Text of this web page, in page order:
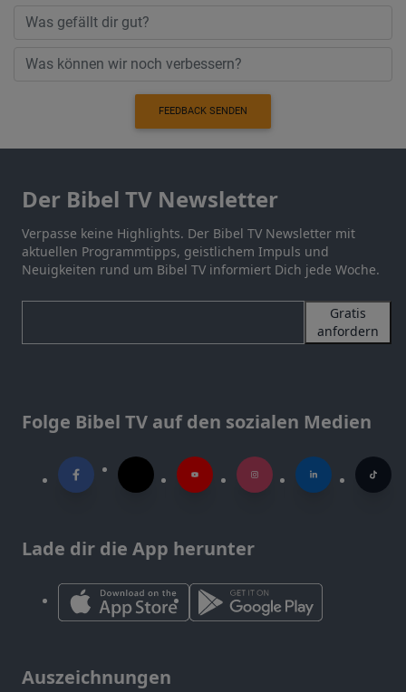
FEEDBACK SENDEN
Der Bibel TV Newsletter
Verpasse keine Highlights. Der Bibel TV Newsletter mit
aktuellen Programmtipps, geistlichem Impuls und
Neuigkeiten rund um Bibel TV informiert Dich jede Woche.
Gratis
anfordern
Folge Bibel TV auf den sozialen Medien
Lade dir die App herunter
Auszeichnungen